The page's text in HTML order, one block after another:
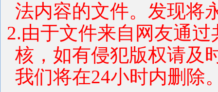
法内容的文件。发现将
2.由于文件来自网友通
核，如有侵犯版权请及
我们将在24小时内删除